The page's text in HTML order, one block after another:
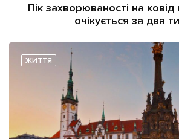
Пік захворюваності на ковід
очікується за два
ЖИТТЯ